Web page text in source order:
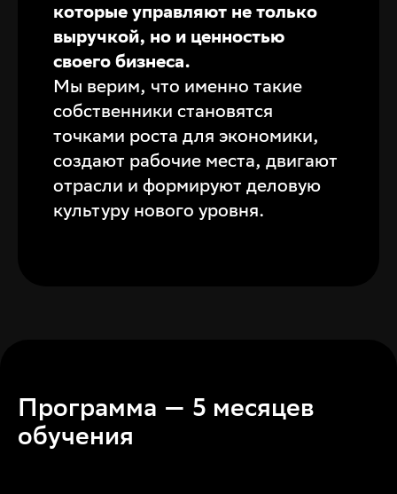
которые управляют не только
выручкой, но и ценностью
своего бизнеса.
Мы верим, что именно такие
собственники становятся
точками роста для экономики,
создают рабочие места, двигают
отрасли и формируют деловую
культуру нового уровня.
Программа — 5 месяцев
обучения